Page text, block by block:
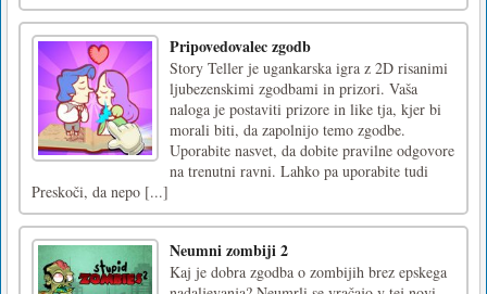
Pripovedovalec zgodb
Story Teller je ugankarska igra z 2D risanimi
ljubezenskimi zgodbami in prizori. Vaša
naloga je postaviti prizore in like tja, kjer bi
morali biti, da zapolnijo temo zgodbe.
Uporabite nasvet, da dobite pravilne odgovore
na trenutni ravni. Lahko pa uporabite tudi
Preskoči, da nepo [...]
Neumni zombiji 2
Kaj je dobra zgodba o zombijih brez epskega